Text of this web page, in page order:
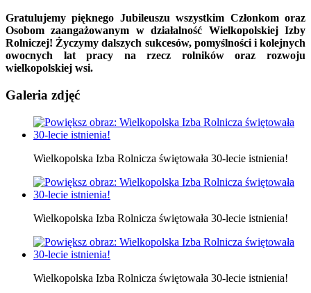
Gratulujemy pięknego Jubileuszu wszystkim Członkom oraz
Osobom zaangażowanym w działalność Wielkopolskiej Izby
Rolniczej! Życzymy dalszych sukcesów, pomyślności i kolejnych
owocnych lat pracy na rzecz rolników oraz rozwoju
wielkopolskiej wsi.
Galeria zdjęć
Wielkopolska Izba Rolnicza świętowała 30-lecie istnienia!
Wielkopolska Izba Rolnicza świętowała 30-lecie istnienia!
Wielkopolska Izba Rolnicza świętowała 30-lecie istnienia!